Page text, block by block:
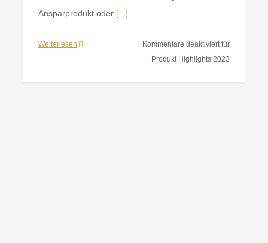
Ansparprodukt oder [...]
Weiterlesen Kommentare deaktiviertfür
Produkt Highlights 2023